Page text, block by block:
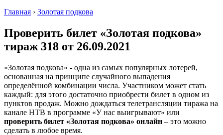
Главная › Золотая подкова
Проверить билет «Золотая подкова»
тираж 318 от 26.09.2021
«Золотая подкова» - одна из самых популярных лотерей,
основанная на принципе случайного выпадения
определённой комбинации числа. Участником может стать
каждый: для этого достаточно приобрести билет в одном из
пунктов продаж. Можно дождаться телетрансляции тиража на
канале НТВ в программе «У нас выигрывают» или
проверить билет «Золотая подкова» онлайн – это можно
сделать в любое время.